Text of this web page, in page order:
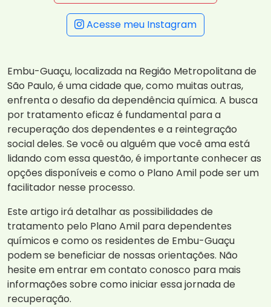
Acesse meu Instagram
Embu-Guaçu, localizada na Região Metropolitana de
São Paulo, é uma cidade que, como muitas outras,
enfrenta o desafio da dependência química. A busca
por tratamento eficaz é fundamental para a
recuperação dos dependentes e a reintegração
social deles. Se você ou alguém que você ama está
lidando com essa questão, é importante conhecer as
opções disponíveis e como o Plano Amil pode ser um
facilitador nesse processo.
Este artigo irá detalhar as possibilidades de
tratamento pelo Plano Amil para dependentes
químicos e como os residentes de Embu-Guaçu
podem se beneficiar de nossas orientações. Não
hesite em entrar em contato conosco para mais
informações sobre como iniciar essa jornada de
recuperação.